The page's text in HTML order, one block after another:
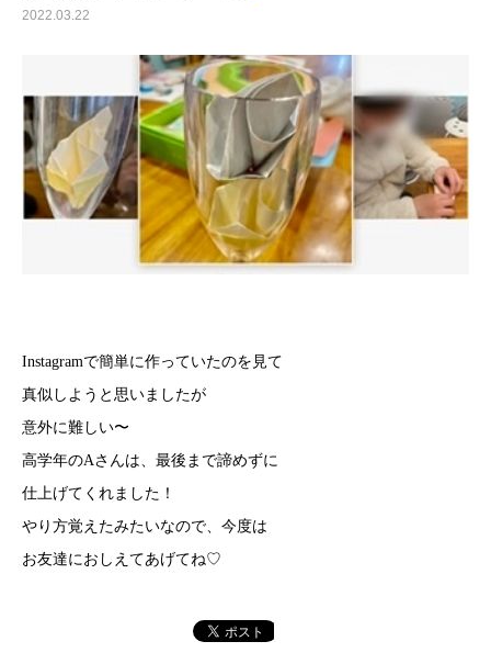
2022.03.22
Instagramで簡単に作っていたのを見て
真似しようと思いましたが
意外に難しい〜
高学年のAさんは、最後まで諦めずに
仕上げてくれました！
やり方覚えたみたいなので、今度は
お友達におしえてあげてね♡